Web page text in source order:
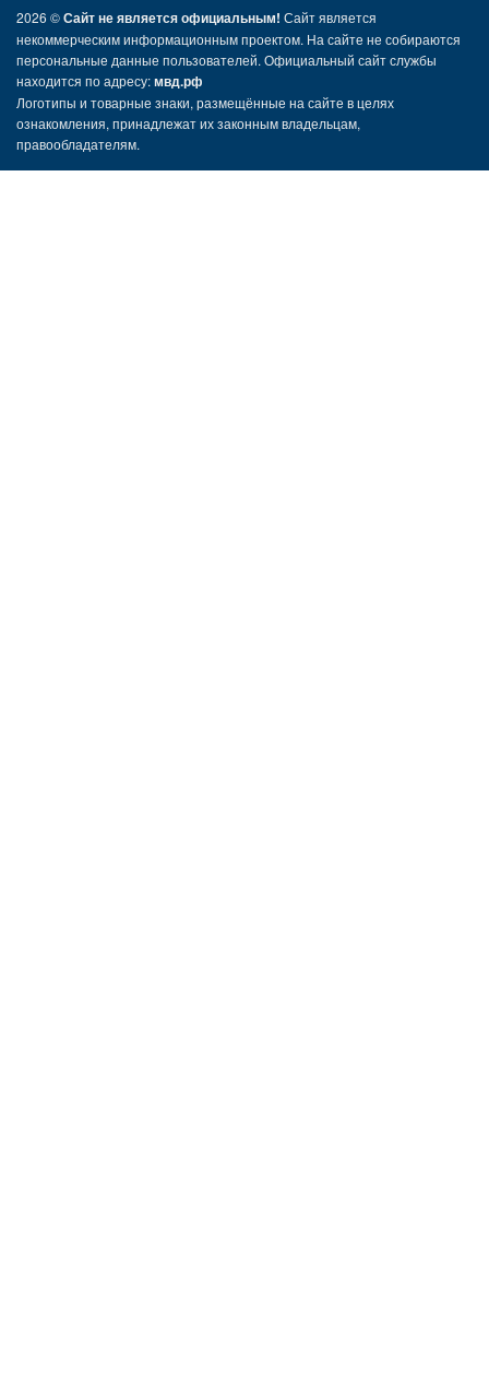
2026 ©Сайт не является официальным! Сайт является
некоммерческим информационным проектом. На сайте не собираются
персональные данные пользователей. Официальный сайт службы
находится по адресу:мвд.рф
Логотипы и товарные знаки, размещённые на сайте в целях
ознакомления, принадлежат их законным владельцам,
правообладателям.